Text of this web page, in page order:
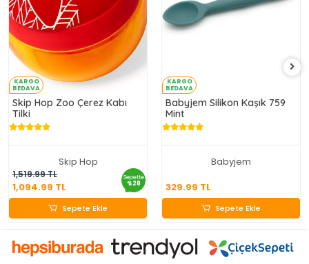
KARGO
BEDAVA
Skip Hop Zoo Çerez Kabı
Tilki
Skip Hop
1,519.99 TL
1,094.99 TL
Sepette
%28
1,094.99 TL
Sepete Ekle
Sepete Ekle
KARGO
BEDAVA
Babyjem Silikon Kaşık 759
Mint
Babyjem
329.99 TL
329.99 TL
Sepete Ekle